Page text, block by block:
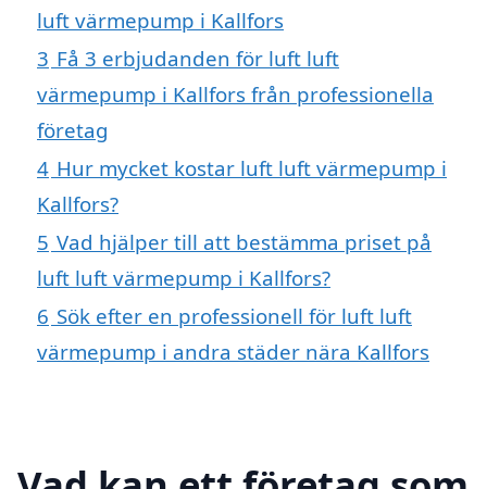
luft värmepump i Kallfors
3 Få 3 erbjudanden för luft luft
värmepump i Kallfors från professionella
företag
4 Hur mycket kostar luft luft värmepump i
Kallfors?
5 Vad hjälper till att bestämma priset på
luft luft värmepump i Kallfors?
6 Sök efter en professionell för luft luft
värmepump i andra städer nära Kallfors